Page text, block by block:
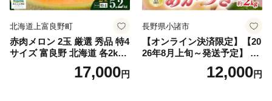
北海道上富良野町
赤肉メロン 2玉 厳選 秀品 特4
サイズ 富良野 北海道 各2kg
～2.6kg 2玉 セット ファーム
富良野 メロン めろん 果物 く
17,000円
長野県小諸市
【オンライン決済限定】【20
26年8月上旬～発送予定】 先
行予約 「浅間水蜜桃プレミ
アム」 もも あかつき 秀品 約
12,000円